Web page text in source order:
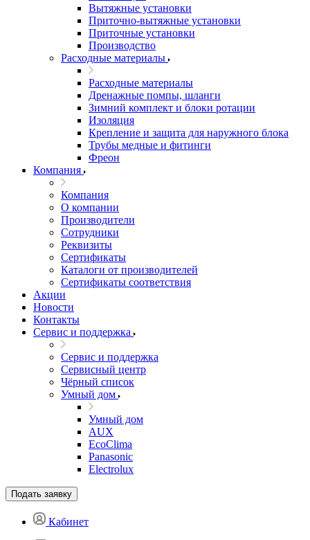
Вытяжные установки
Приточно-вытяжные установки
Приточные установки
Производство
Расходные материалы
Расходные материалы
Дренажные помпы, шланги
Зимний комплект и блоки ротации
Изоляция
Крепление и защита для наружного блока
Трубы медные и фитинги
Фреон
Компания
Компания
О компании
Производители
Сотрудники
Реквизиты
Сертификаты
Каталоги от производителей
Сертификаты соответствия
Акции
Новости
Контакты
Сервис и поддержка
Сервис и поддержка
Сервисный центр
Чёрный список
Умный дом
Умный дом
AUX
EcoClima
Panasonic
Electrolux
Подать заявку
Кабинет